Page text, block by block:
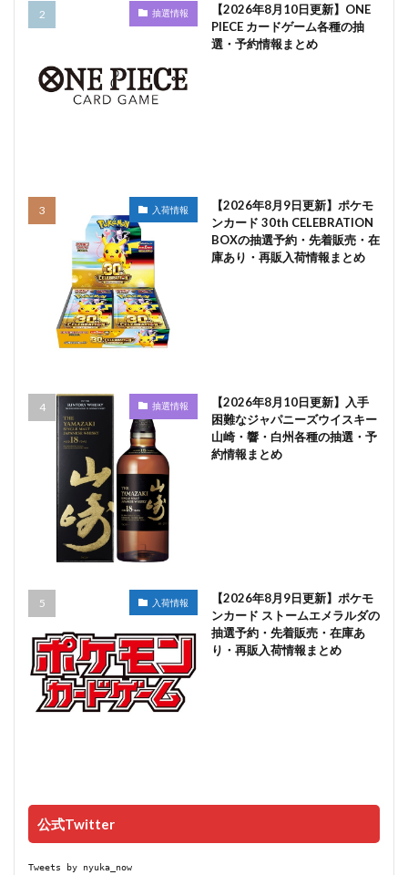
抽選情報
【2026年8月10日更新】ONE
PIECE カードゲーム各種の抽
選・予約情報まとめ
入荷情報
【2026年8月9日更新】ポケモ
ンカード 30th CELEBRATION
BOXの抽選予約・先着販売・在
庫あり・再販入荷情報まとめ
抽選情報
【2026年8月10日更新】入手
困難なジャパニーズウイスキー
山崎・響・白州各種の抽選・予
約情報まとめ
入荷情報
【2026年8月9日更新】ポケモ
ンカード ストームエメラルダの
抽選予約・先着販売・在庫あ
り・再販入荷情報まとめ
公式Twitter
Tweets by nyuka_now